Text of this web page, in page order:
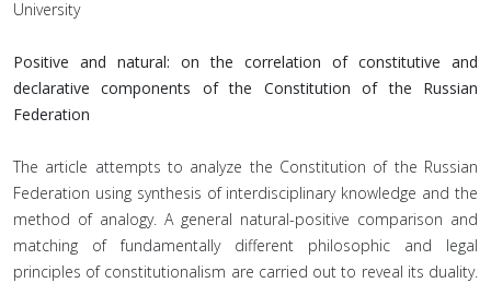
University
Positive and natural: on the correlation of constitutive and
declarative components of the Constitution of the Russian
Federation
The article attempts to analyze the Constitution of the Russian
Federation using synthesis of interdisciplinary knowledge and the
method of analogy. A general natural-positive comparison and
matching of fundamentally different philosophic and legal
principles of constitutionalism are carried out to reveal its duality.